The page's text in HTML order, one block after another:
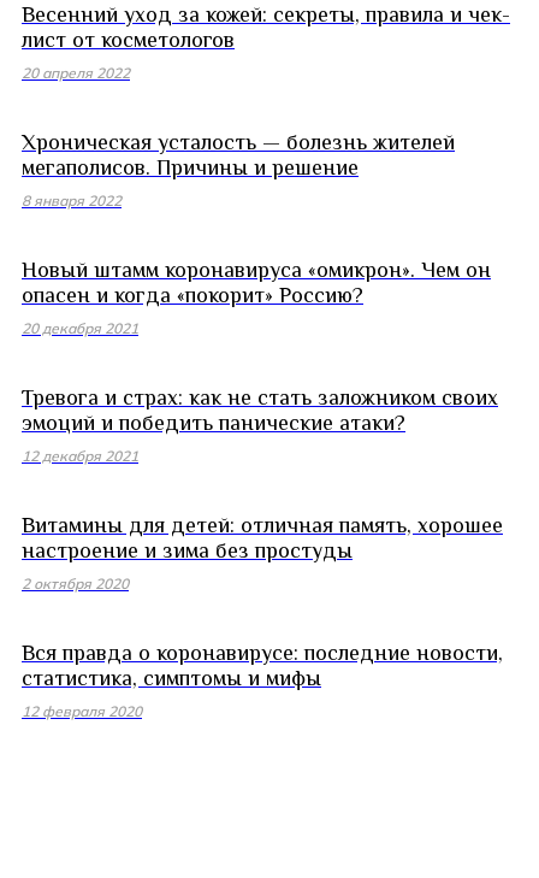
Весенний уход за кожей: секреты, правила и чек-
лист от косметологов
20 апреля 2022
Хроническая усталость — болезнь жителей
мегаполисов. Причины и решение
8 января 2022
Новый штамм коронавируса «омикрон». Чем он
опасен и когда «покорит» Россию?
20 декабря 2021
Тревога и страх: как не стать заложником своих
эмоций и победить панические атаки?
12 декабря 2021
Витамины для детей: отличная память, хорошее
настроение и зима без простуды
2 октября 2020
Вся правда о коронавирусе: последние новости,
статистика, симптомы и мифы
12 февраля 2020